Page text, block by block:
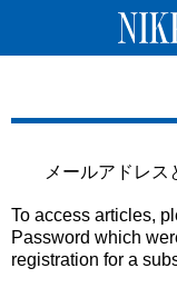
メールアドレス
To access articles,
Password which
registration for a